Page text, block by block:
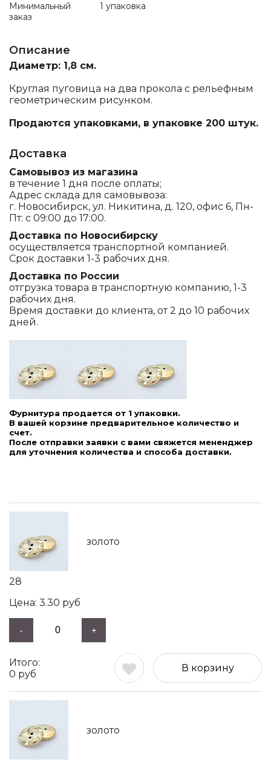
Минимальный
заказ
1 упаковка
Описание
Диаметр: 1,8 см.
Круглая пуговица на два прокола с рельефным
геометрическим рисунком.
Продаются упаковками, в упаковке 200 штук.
Доставка
Самовывоз из магазина
в течение 1 дня после оплаты;
Адрес склада для самовывоза:
г. Новосибирск, ул. Никитина, д. 120, офис 6, Пн-
Пт: с 09:00 до 17:00.
Доставка по Новосибирску
осуществляется транспортной компанией.
Срок доставки 1-3 рабочих дня.
Доставка по России
отгрузка товара в транспортную компанию, 1-3
рабочих дня.
Время доставки до клиента, от 2 до 10 рабочих
дней.
Фурнитура продается от 1 упаковки.
В вашей корзине предварительное количество и
счет.
После отправки заявки с вами свяжется мененджер
для уточнения количества и способа доставки.
золото
28
3.30 руб
- +
0 руб
В корзину
золото